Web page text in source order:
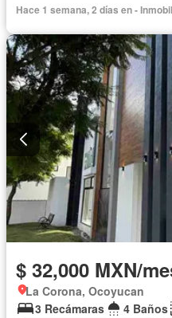
Caseta de vigilancia
Sin
Hace 1 semana, 2 días en -
$ 32,000 MXN/
La Corona, Ocoyucan
3 Recámaras
4 Baños